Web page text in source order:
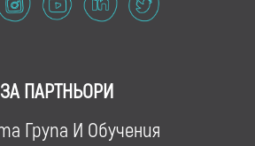
ЗА ПАРТНЬОРИ
Група И Обучения